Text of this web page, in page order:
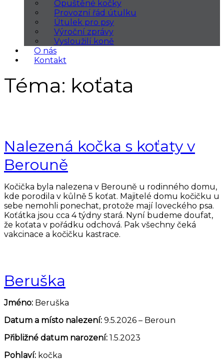
Opuštěné kočky
Provozní řád útulku
Útulek pro psy
Výroční zprávy
Vysloužilí koně
O nás
Kontakt
Téma: koťata
Nalezená kočka s koťaty v
Berouně
Kočička byla nalezena v Berouně u rodinného domu,
kde porodila v kůlně 5 koťat. Majitelé domu kočičku u
sebe nemohli ponechat, protože mají loveckého psa.
Koťátka jsou cca 4 týdny stará. Nyní budeme doufat,
že koťata v pořádku odchová. Pak všechny čeká
vakcinace a kočičku kastrace.
Beruška
Jméno: Beruška
Datum a místo nalezení: 9.5.2026 – Beroun
Přibližné datum narození: 1.5.2023
Pohlaví: kočka